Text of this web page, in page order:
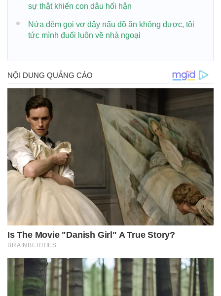
sự thật khiến con dâu hối hận
Nửa đêm gọi vợ dậy nấu đồ ăn không được, tôi
tức mình đuổi luôn về nhà ngoại